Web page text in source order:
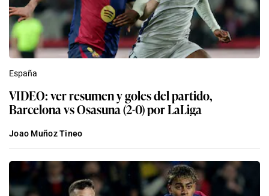
España
VIDEO: ver resumen y goles del partido,
Barcelona vs Osasuna (2-0) por LaLiga
Joao Muñoz Tineo